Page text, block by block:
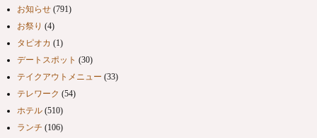
お知らせ(791)
お祭り (4)
タピオカ (1)
デートスポット (30)
テイクアウトメニュー (33)
テレワーク (54)
ホテル(510)
ランチ (106)